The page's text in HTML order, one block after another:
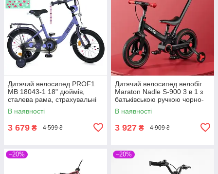
Дитячий велосипед PROF1
MB 18043-1 18" дюймів,
сталева рама, страхувальні
колеса, багажник із
затискачем, фіолетовий
В наявності
3 679 ₴ 4 599 ₴
Дитячий велосипед велобіг
Maraton Nadle S-900 3 в 1 з
батьківською ручкою чорно-
червоний
В наявності
3 927 ₴ 4 909 ₴
–20% –20%